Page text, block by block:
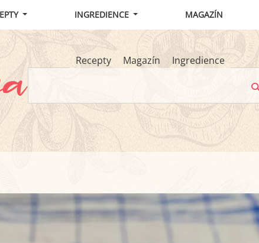
INGREDIENCE MAGAZÍN
Recepty Magazín
Ingredience